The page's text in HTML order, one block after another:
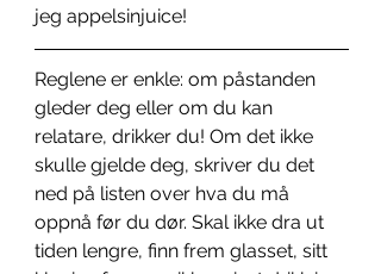
jeg appelsinjuice!
Reglene er enkle: om påstanden
gleder deg eller om du kan
relatare, drikker du! Om det ikke
skulle gjelde deg, skriver du det
ned på listen over hva du må
oppnå før du dør. Skal ikke dra ut
tiden lengre, finn frem glasset, sitt